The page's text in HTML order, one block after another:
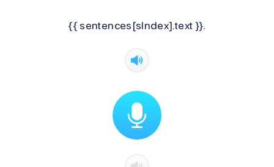
{{ sentences[sIndex].text }}.